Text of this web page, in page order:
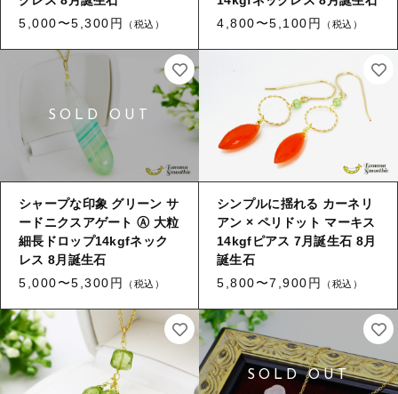
5,000〜5,300円
（税込）
4,800〜5,100円
（税込）
シャープな印象 グリーン サ
ードニクスアゲート Ⓐ 大粒
細長ドロップ14kgfネック
レス 8月誕生石
5,000〜5,300円
（税込）
シンプルに揺れる カーネリ
アン × ペリドット マーキス
14kgfピアス 7月誕生石 8月
誕生石
5,800〜7,900円
（税込）